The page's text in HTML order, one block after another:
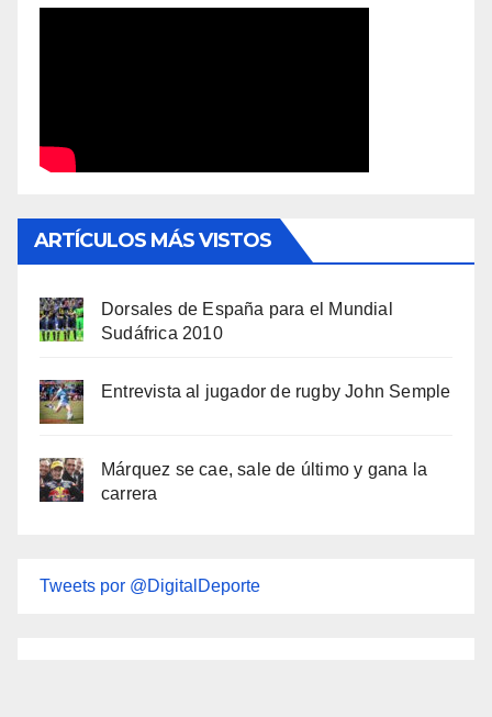
ARTÍCULOS MÁS VISTOS
Dorsales de España para el Mundial
Sudáfrica 2010
Entrevista al jugador de rugby John Semple
Márquez se cae, sale de último y gana la
carrera
Tweets por @DigitalDeporte